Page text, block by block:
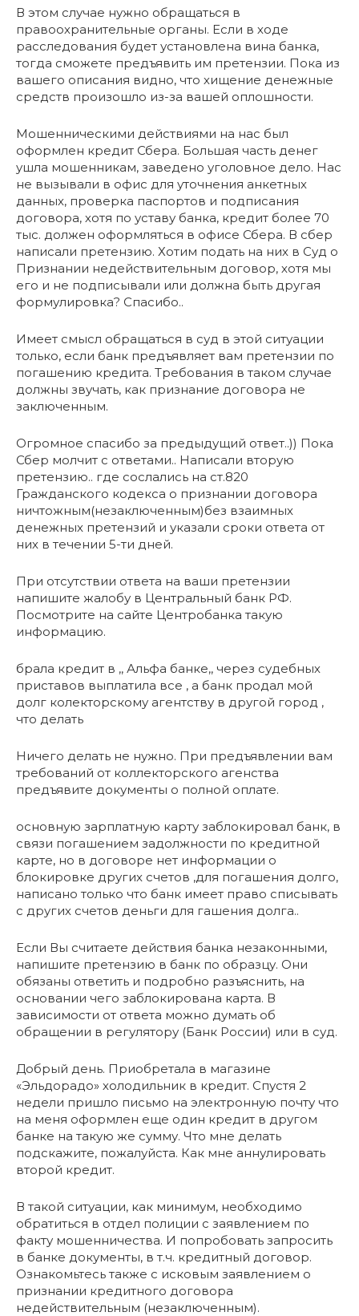
В этом случае нужно обращаться в
правоохранительные органы. Если в ходе
расследования будет установлена вина банка,
тогда сможете предъявить им претензии. Пока из
вашего описания видно, что хищение денежные
средств произошло из-за вашей оплошности.
Мошенническими действиями на нас был
оформлен кредит Сбера. Большая часть денег
ушла мошенникам, заведено уголовное дело. Нас
не вызывали в офис для уточнения анкетных
данных, проверка паспортов и подписания
договора, хотя по уставу банка, кредит более 70
тыс. должен оформляться в офисе Сбера. В сбер
написали претензию. Хотим подать на них в Суд о
Признании недействительным договор, хотя мы
его и не подписывали или должна быть другая
формулировка? Спасибо..
Имеет смысл обращаться в суд в этой ситуации
только, если банк предъявляет вам претензии по
погашению кредита. Требования в таком случае
должны звучать, как признание договора не
заключенным.
Огромное спасибо за предыдущий ответ..)) Пока
Сбер молчит с ответами.. Написали вторую
претензию.. где сослались на ст.820
Гражданского кодекса о признании договора
ничтожным(незаключенным)без взаимных
денежных претензий и указали сроки ответа от
них в течении 5-ти дней.
При отсутствии ответа на ваши претензии
напишите жалобу в Центральный банк РФ.
Посмотрите на сайте Центробанка такую
информацию.
брала кредит в ,, Альфа банке,, через судебных
приставов выплатила все , а банк продал мой
долг колекторскому агентству в другой город ,
что делать
Ничего делать не нужно. При предъявлении вам
требований от коллекторского агенства
предъявите документы о полной оплате.
основную зарплатную карту заблокировал банк, в
связи погашением задолжности по кредитной
карте, но в договоре нет информации о
блокировке других счетов ,для погашения долго,
написано только что банк имеет право списывать
с других счетов деньги для гашения долга..
Если Вы считаете действия банка незаконными,
напишите претензию в банк по образцу. Они
обязаны ответить и подробно разъяснить, на
основании чего заблокирована карта. В
зависимости от ответа можно думать об
обращении в регулятору (Банк России) или в суд.
Добрый день. Приобретала в магазине
«Эльдорадо» холодильник в кредит. Спустя 2
недели пришло письмо на электронную почту что
на меня оформлен еще один кредит в другом
банке на такую же сумму. Что мне делать
подскажите, пожалуйста. Как мне аннулировать
второй кредит.
В такой ситуации, как минимум, необходимо
обратиться в отдел полиции с заявлением по
факту мошенничества. И попробовать запросить
в банке документы, в т.ч. кредитный договор.
Ознакомьтесь также с исковым заявлением о
признании кредитного договора
недействительным (незаключенным).